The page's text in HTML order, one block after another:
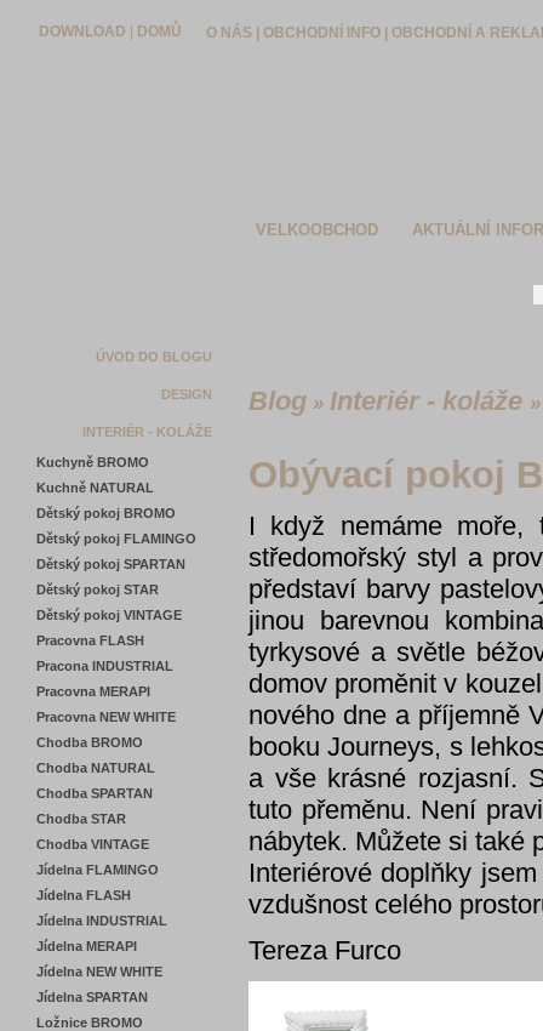
Blog » Interiér - koláže
Obývací pokoj
I když nemáme
středomořský styl a
představí barvy p
jinou barevnou
tyrkysové a světle
domov proměnit v
nového dne a příjemně
booku Journeys, s
a vše krásné rozjasní.
tuto přeměnu. Není
nábytek. Můžete si také
Interiérové doplňky
vzdušnost celého
Tereza Furco
ÚVOD DO BLOGU
DESIGN
INTERIÉR - KOLÁŽE
Kuchyně BROMO
Kuchně NATURAL
Dětský pokoj BROMO
Dětský pokoj FLAMINGO
Dětský pokoj SPARTAN
Dětský pokoj STAR
Dětský pokoj VINTAGE
Pracovna FLASH
Pracona INDUSTRIAL
Pracovna MERAPI
Pracovna NEW WHITE
Chodba BROMO
Chodba NATURAL
Chodba SPARTAN
Chodba STAR
Chodba VINTAGE
Jídelna FLAMINGO
Jídelna FLASH
Jídelna INDUSTRIAL
Jídelna MERAPI
Jídelna NEW WHITE
Jídelna SPARTAN
Ložnice BROMO
O NÁS OBCHODNÍ INFO OBCHODNÍ A
VELKOOBCHOD AKTUÁLNÍ
DOWNLOAD DOMŮ